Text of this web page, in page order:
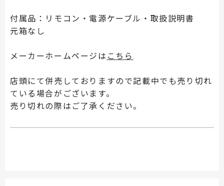
付属品：リモコン・電源ケーブル・取扱説明書
元箱なし
メーカーホームページは こちら
店頭にて併売しておりますので記載中でも売り切れ
ている場合がございます。
売り切れの際はご了承ください。